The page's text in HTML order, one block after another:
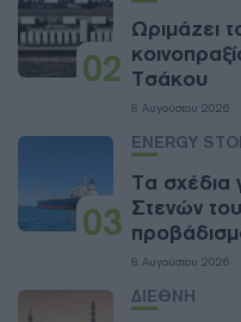
02
Ωριμάζει
Τσάκου
8 Αυγούστου 2026
03
ENERGY
Τα σχέδια
Στενών
8 Αυγούστου 2026
ΔΙΕΘΝΗ